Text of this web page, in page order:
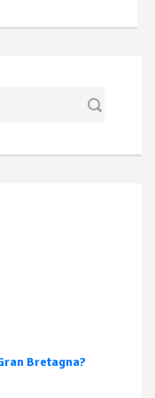
Bretagna?